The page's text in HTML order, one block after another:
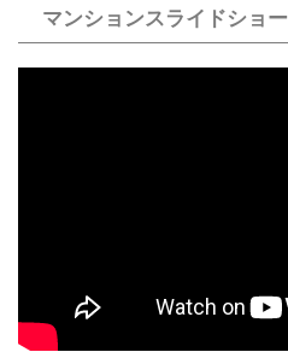
マンションスライドショー